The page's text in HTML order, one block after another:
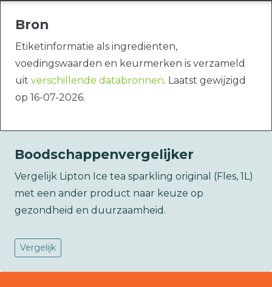
Bron
Etiketinformatie als ingrediënten,
voedingswaarden en keurmerken is verzameld
uit verschillende databronnen. Laatst gewijzigd
op 16-07-2026.
Boodschappenvergelijker
Vergelijk Lipton Ice tea sparkling original (Fles, 1L)
met een ander product naar keuze op
gezondheid en duurzaamheid.
Vergelijk